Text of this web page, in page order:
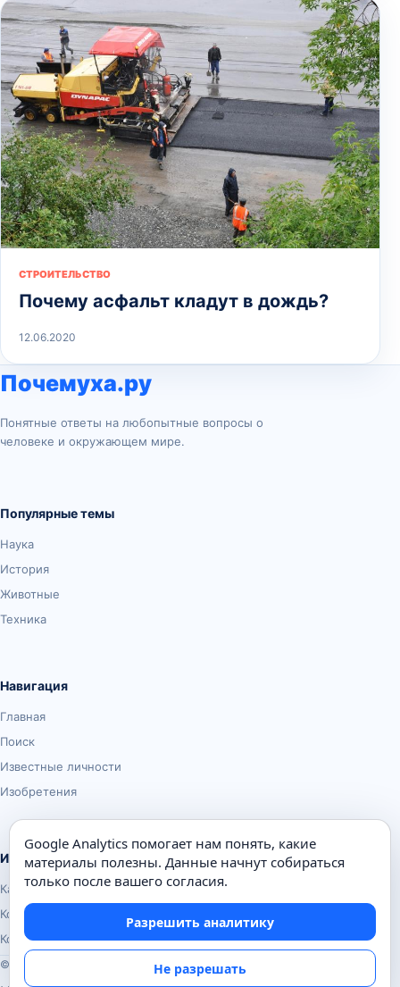
СТРОИТЕЛЬСТВО
Почему асфальт кладут в дождь?
12.06.2020
Почемуха.ру
Понятные ответы на любопытные вопросы о
человеке и окружающем мире.
Популярные темы
Наука
История
Животные
Техника
Навигация
Главная
Поиск
Известные личности
Изобретения
Информация
Карта сайта
Контакты
Конфиденциальность
© Почемуха.ру, 2010–2026
Google Analytics помогает нам понять, какие
материалы полезны. Данные начнут собираться
только после вашего согласия.
Разрешить аналитику
Не разрешать